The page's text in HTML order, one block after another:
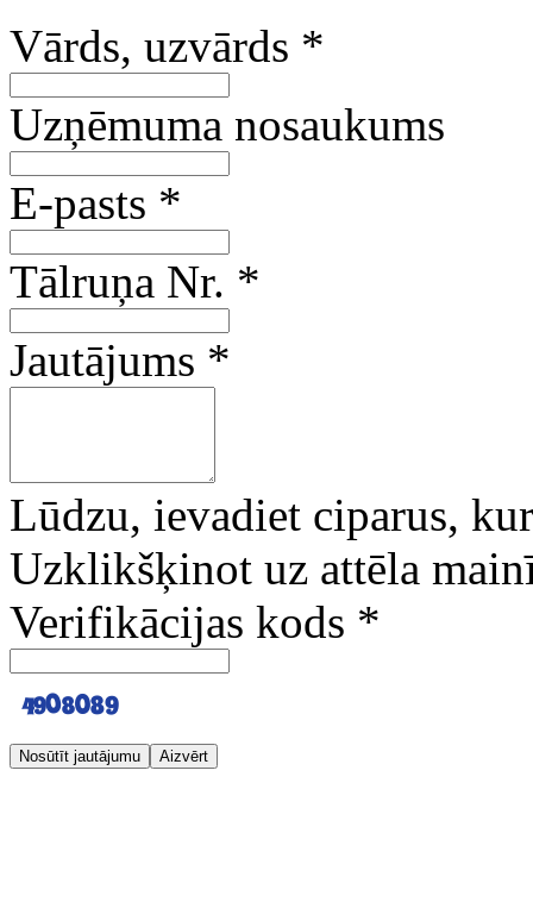
Vārds, uzvārds *
Uzņēmuma nosaukums
E-pasts *
Tālruņa Nr. *
Jautājums *
Lūdzu, ievadiet ciparus,
Uzklikšķinot uz attēla
Verifikācijas kods *
Nosūtīt jautājumu Aizvērt